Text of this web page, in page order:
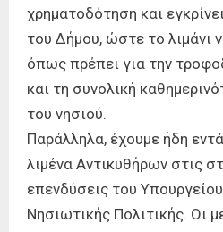
χρηματοδότηση και
του Δήμου, ώστε το λιμάνι
όπως πρέπει για την
και τη συνολική
του νησιού.
Παράλληλα, έχουμε ήδη
λιμένα Αντικυθήρων στις
επενδύσεις του
Νησιωτικής Πολιτικής. Οι